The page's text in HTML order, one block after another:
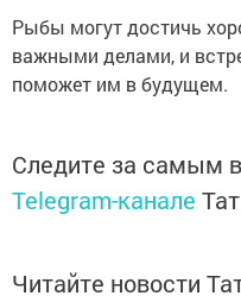
Рыбы могут достичь
важными делами, и
поможет им в будущем.
Следите за самым
Telegram-канале
Читайте новости